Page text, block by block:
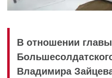
В отношении главы
Владимира